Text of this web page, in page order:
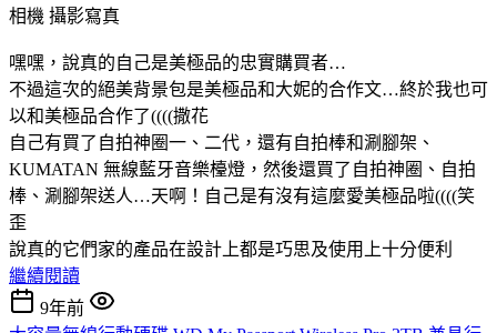
相機 攝影寫真
嘿嘿，說真的自己是美極品的忠實購買者…
不過這次的絕美背景包是美極品和大妮的合作文…終於我也可
以和美極品合作了((((撒花
自己有買了自拍神圈一、二代，還有自拍棒和涮腳架、
KUMATAN 無線藍牙音樂檯燈，然後還買了自拍神圈、自拍
棒、涮腳架送人…天啊！自己是有沒有這麼愛美極品啦((((笑
歪
說真的它們家的產品在設計上都是巧思及使用上十分便利
繼續閱讀
9年前